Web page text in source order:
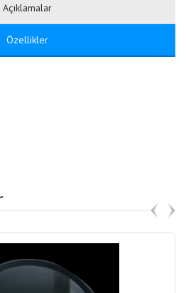
Açıklamalar
Özellikler